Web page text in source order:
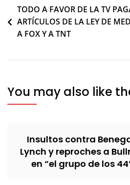
Navegación
de
TODO A FAVOR DE LA TV
ARTÍCULOS DE LA LEY DE
A FOX Y A TNT
You may also like
Insultos contra
Lynch y reproches a
en “el grupo de los